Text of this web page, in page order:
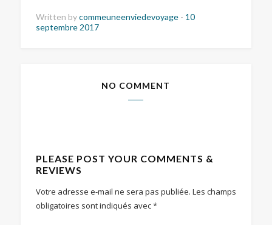
Written bycommeuneenviedevoyage - 10
septembre 2017
NO COMMENT
PLEASE POST YOUR COMMENTS &
REVIEWS
Votre adresse e-mail ne sera pas publiée. Les champs
obligatoires sont indiqués avec*